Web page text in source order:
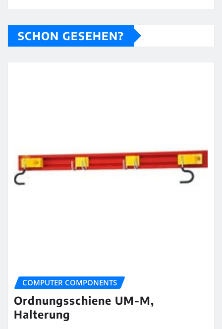
SCHON GESEHEN?
COMPUTER COMPONENTS
Ordnungsschiene UM-M,
Halterung